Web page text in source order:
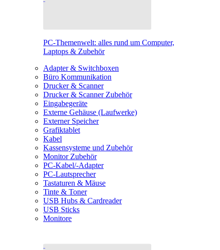
PC-Themenwelt: alles rund um Computer,
Laptops & Zubehör
Adapter & Switchboxen
Büro Kommunikation
Drucker & Scanner
Drucker & Scanner Zubehör
Eingabegeräte
Externe Gehäuse (Laufwerke)
Externer Speicher
Grafiktablet
Kabel
Kassensysteme und Zubehör
Monitor Zubehör
PC-Kabel/-Adapter
PC-Lautsprecher
Tastaturen & Mäuse
Tinte & Toner
USB Hubs & Cardreader
USB Sticks
Monitore